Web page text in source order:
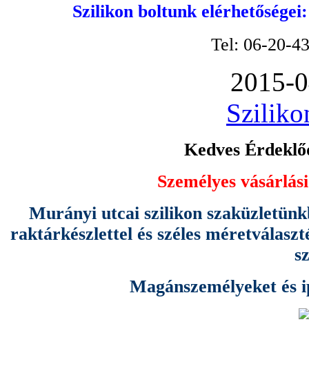
Szilikon boltunk
Tel: 06-20-
2015-
Kedves
Személyes
Murányi utcai szilikon
raktárkészlettel és széles
Magánszemélyeket és